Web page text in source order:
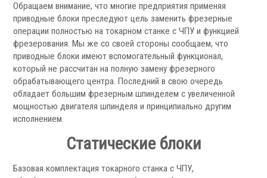
Ротационные соединения для воды
Ротационные соединения для воздуха
Ротационные соединения для гидравлики
Обращаем внимание, что многие предприятия применяя
приводные блоки преследуют цель заменить фрезерные
операции полностью на токарном станке с ЧПУ и функцией
фрезерования. Мы же со своей стороны сообщаем, что
приводные блоки имеют вспомогательный функционал,
который не рассчитан на полную замену фрезерного
обрабатывающего центра. Последний в свою очередь
обладает большим фрезерным шпинделем с увеличенной
мощностью двигателя шпинделя и принципиально другим
исполнением.
Статические блоки
Базовая комплектация токарного станка с ЧПУ,